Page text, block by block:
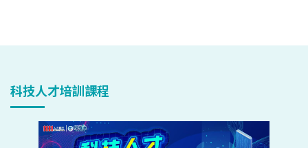
科技人才培訓課程